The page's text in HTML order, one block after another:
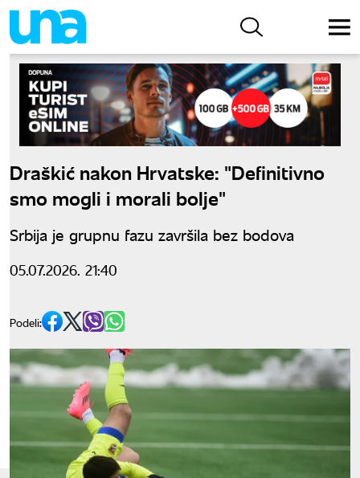
Draškić nakon Hrvatske: "Definitivno
smo mogli i morali bolje"
Srbija je grupnu fazu završila bez bodova
05.07.2026. 21:40
Podeli: